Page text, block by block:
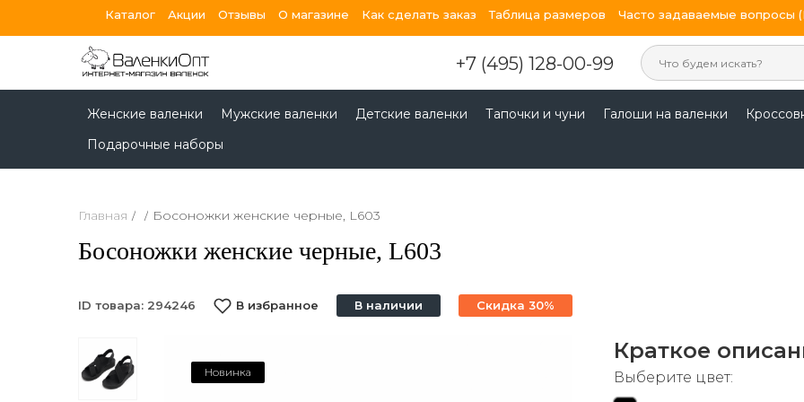
Каталог Акции Отзывы О магазине Как сделать заказ Таблица размеров Часто задаваемые вопросы
Авторизация
+7 (495) 128-00-99
Женские валенки Мужские валенки Детские валенки Тапочки и чуни Галоши на валенки
Подарочные наборы
Главная / / Босоножки женские черные, L603
Босоножки женские черные, L603
ID товара: 294246 В избранное В наличии Скидка 30%
Новинка
Краткое
Выберите цвет: